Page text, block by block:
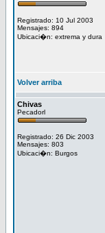
Registrado: 10 Jul 2003
Mensajes: 894
Ubicaci�n: extrema y dura
Volver arriba
Chivas
Pecadorl
Registrado: 26 Dic 2003
Mensajes: 803
Ubicaci�n: Burgos